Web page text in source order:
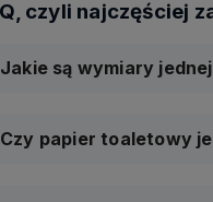
Jakie są wymiary
Czy papier toaletowy